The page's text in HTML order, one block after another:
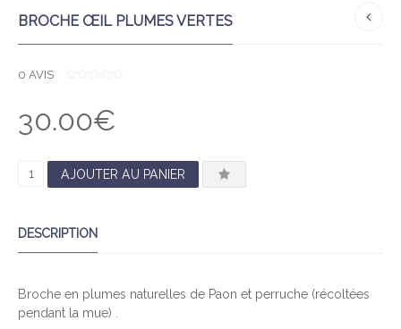
BROCHE ŒIL PLUMES VERTES
0 AVIS
U
T
5
30.00€
N
T
T
É
AJOUTER AU PANIER
DESCRIPTION
Broche en plumes naturelles de Paon et perruche (récoltées
pendant la mue) .